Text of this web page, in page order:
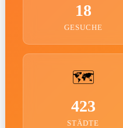
18
GESUCHE
🗺️
423
STÄDTE